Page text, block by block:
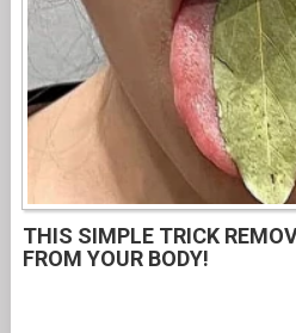
THIS SIMPLE TRICK
FROM YOUR BODY!